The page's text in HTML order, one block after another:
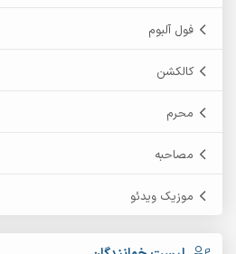
فول آلبوم
کالکشن
محرم
مصاحبه
موزیک ویدئو